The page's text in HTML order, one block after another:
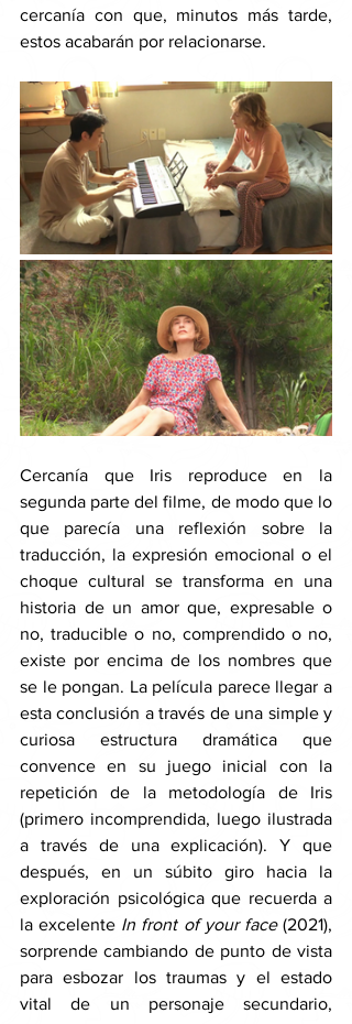
cercanía con que, minutos más tarde,
estos acabarán por relacionarse.
Cercanía que Iris reproduce en la
segunda parte del filme, de modo que lo
que parecía una reflexión sobre la
traducción, la expresión emocional o el
choque cultural se transforma en una
historia de un amor que, expresable o
no, traducible o no, comprendido o no,
existe por encima de los nombres que
se le pongan. La película parece llegar a
esta conclusión a través de una simple y
curiosa estructura dramática que
convence en su juego inicial con la
repetición de la metodología de Iris
(primero incomprendida, luego ilustrada
a través de una explicación). Y que
después, en un súbito giro hacia la
exploración psicológica que recuerda a
la excelente In front of your face (2021),
sorprende cambiando de punto de vista
para esbozar los traumas y el estado
vital de un personaje secundario,